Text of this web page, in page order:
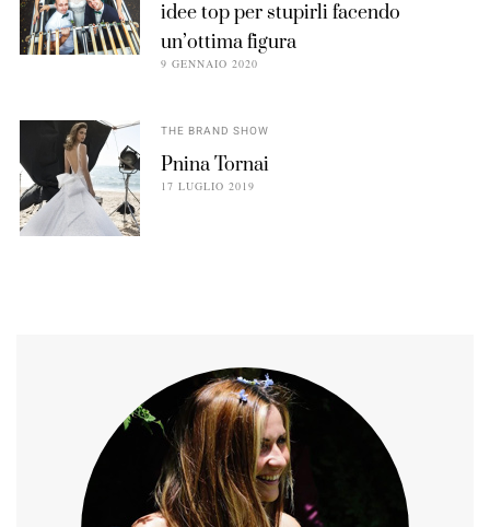
idee top per stupirli facendo
un’ottima figura
9 GENNAIO 2020
THE BRAND SHOW
Pnina Tornai
17 LUGLIO 2019